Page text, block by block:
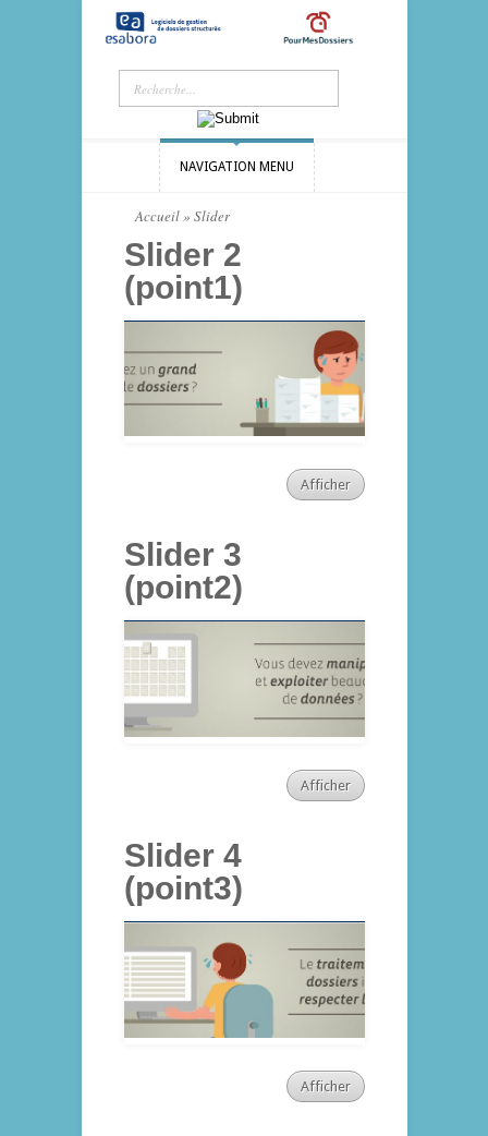
NAVIGATION MENU
Accueil» Slider
Slider 2
(point1)
Afficher
Slider 3
(point2)
Afficher
Slider 4
(point3)
Afficher